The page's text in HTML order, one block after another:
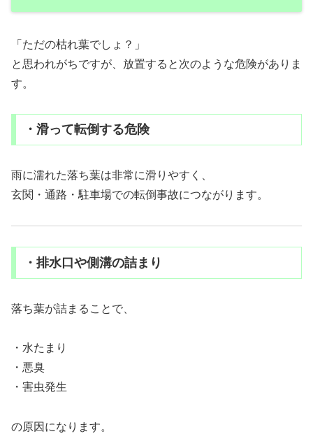
「ただの枯れ葉でしょ？」
と思われがちですが、放置すると次のような危険がありま
す。
・滑って転倒する危険
雨に濡れた落ち葉は非常に滑りやすく、
玄関・通路・駐車場での転倒事故につながります。
・排水口や側溝の詰まり
落ち葉が詰まることで、
・水たまり
・悪臭
・害虫発生
の原因になります。